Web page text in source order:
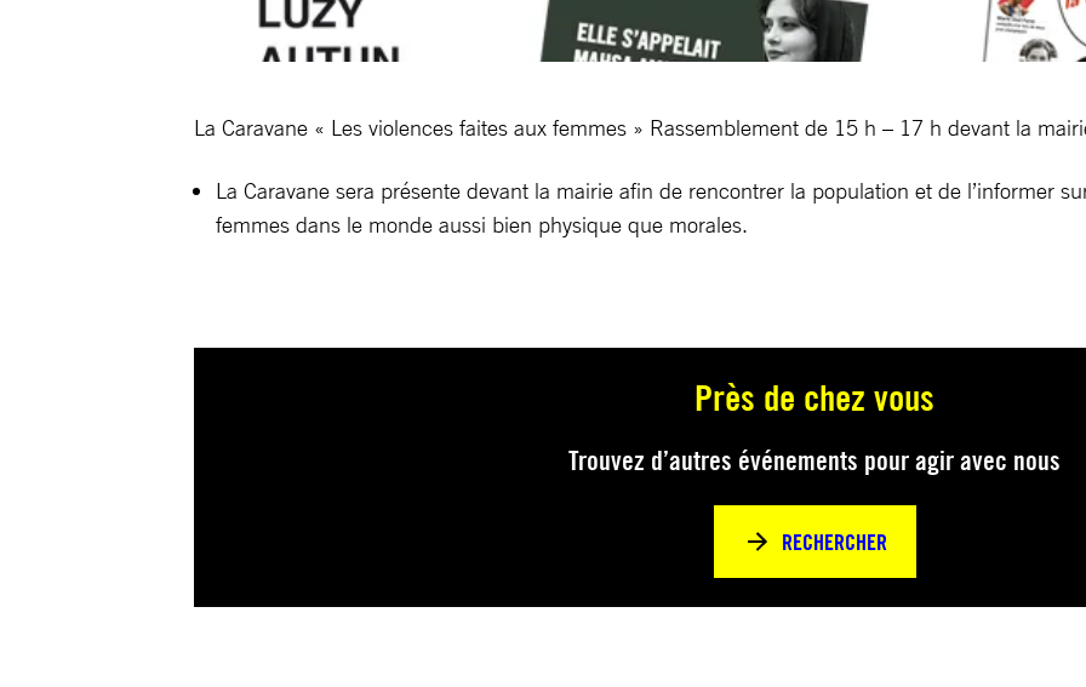
La Caravane « Les violences faites aux femmes » Rassemblement de 15 h – 17 h devant la
La Caravane sera présente devant la mairie afin de rencontrer la population et de l’informer
femmes dans le monde aussi bien physique que morales.
Près de chez vous
Trouvez d’autres événements pour agir avec nous
RECHERCHER